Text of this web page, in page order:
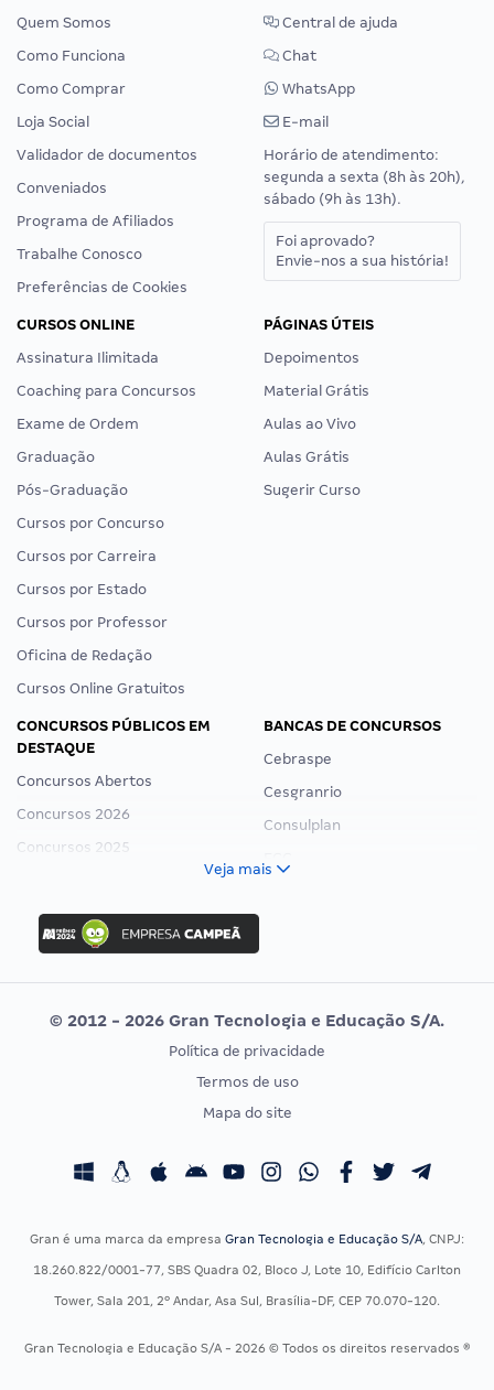
Quem Somos
Como Funciona
Como Comprar
Loja Social
Validador de documentos
Conveniados
Programa de Afiliados
Trabalhe Conosco
Preferências de Cookies
Central de ajuda
Chat
WhatsApp
E-mail
Horário de atendimento:
segunda a sexta (8h às 20h),
sábado (9h às 13h).
Foi aprovado?
Envie-nos a sua história!
CURSOS ONLINE
Assinatura Ilimitada
Coaching para Concursos
Exame de Ordem
Graduação
Pós-Graduação
Cursos por Concurso
Cursos por Carreira
Cursos por Estado
Cursos por Professor
Oficina de Redação
Cursos Online Gratuitos
PÁGINAS ÚTEIS
Depoimentos
Material Grátis
Aulas ao Vivo
Aulas Grátis
Sugerir Curso
CONCURSOS PÚBLICOS EM
DESTAQUE
Concursos Abertos
Concursos 2026
Concursos 2025
Concurso Ibama
Concurso MPU
Editais publicados
BANCAS DE CONCURSOS
Cebraspe
Cesgranrio
Consulplan
Vunesp
CONCURSOS POR PROFISSÃO
Concursos Fiscais
Concursos Saúde
Residência Multiprofissional
EXAME DE ORDEM
Calendário OAB
Veja mais
© 2012 - 2026 Gran Tecnologia e Educação S/A.
Política de privacidade
Termos de uso
Mapa do site
Gran é uma marca da empresa Gran Tecnologia e Educação S/A, CNPJ:
18.260.822/0001-77, SBS Quadra 02, Bloco J, Lote 10, Edifício Carlton
Tower, Sala 201, 2º Andar, Asa Sul, Brasília-DF, CEP 70.070-120.
Gran Tecnologia e Educação S/A - 2026 © Todos os direitos reservados ®